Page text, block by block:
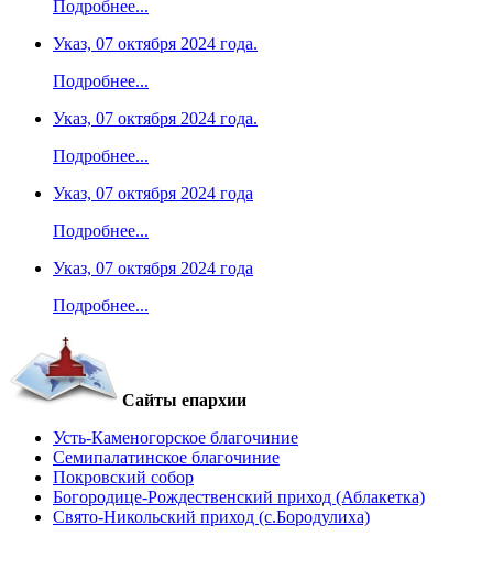
Подробнее...
Указ, 07 октября 2024 года.
Подробнее...
Указ, 07 октября 2024 года.
Подробнее...
Указ, 07 октября 2024 года
Подробнее...
Указ, 07 октября 2024 года
Подробнее...
Сайты епархии
Усть-Каменогорское благочиние
Семипалатинское благочиние
Покровский собор
Богородице-Рождественский приход (Аблакетка)
Свято-Никольский приход (с.Бородулиха)